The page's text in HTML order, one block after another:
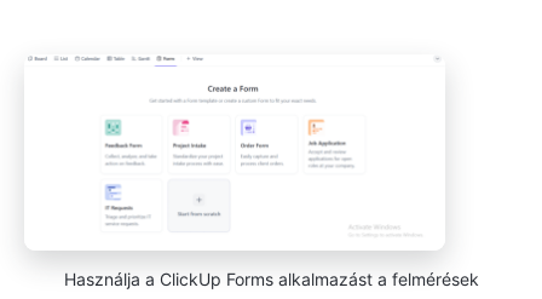
Használja a ClickUp Forms alkalmazást a felmérések